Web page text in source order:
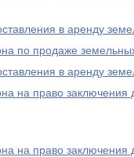
в аренду
по продаже
в аренду
на право заключения
на право заключения